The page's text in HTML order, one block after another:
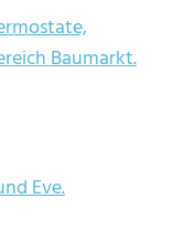
Baumarkt.
Eve.